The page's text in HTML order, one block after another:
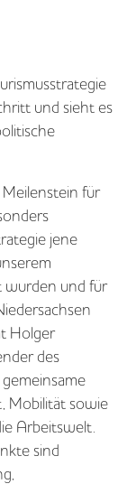
und sieht es
Meilenstein für
jene
wurden und für
Holger
des
Mobilität sowie
Arbeitswelt.
sind